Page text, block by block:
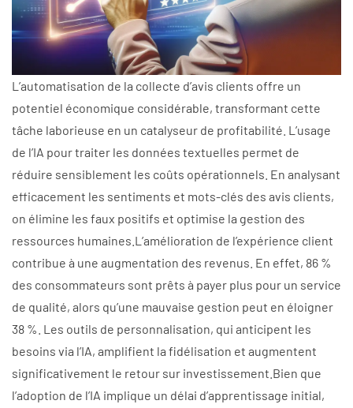
L’automatisation de la collecte d’avis clients offre un
potentiel économique considérable, transformant cette
tâche laborieuse en un catalyseur de profitabilité. L’usage
de l’IA pour traiter les données textuelles permet de
réduire sensiblement les coûts opérationnels. En analysant
efficacement les sentiments et mots-clés des avis clients,
on élimine les faux positifs et optimise la gestion des
ressources humaines.L’amélioration de l’expérience client
contribue à une augmentation des revenus. En effet, 86 %
des consommateurs sont prêts à payer plus pour un service
de qualité, alors qu’une mauvaise gestion peut en éloigner
38 %. Les outils de personnalisation, qui anticipent les
besoins via l’IA, amplifient la fidélisation et augmentent
significativement le retour sur investissement.Bien que
l’adoption de l’IA implique un délai d’apprentissage initial,